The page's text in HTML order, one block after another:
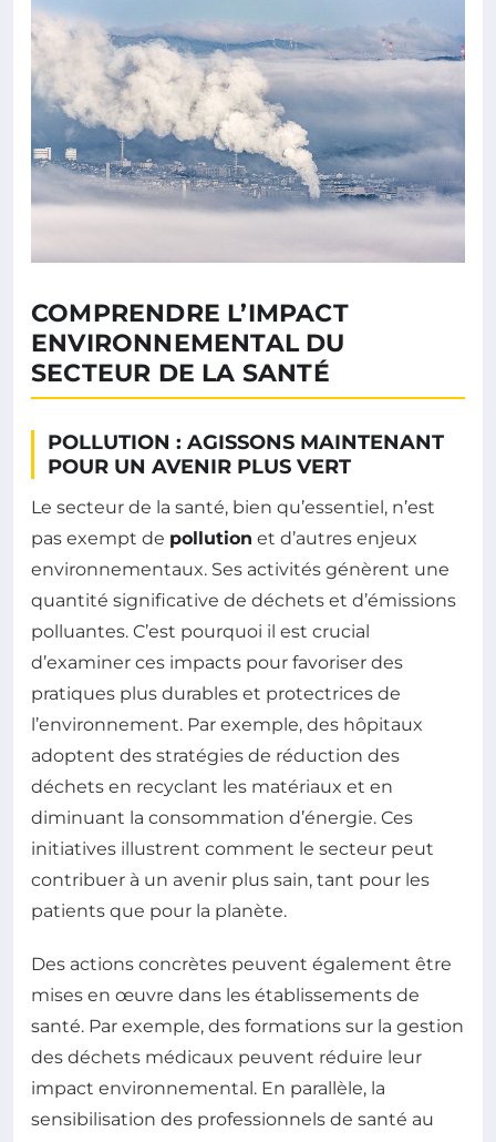
COMPRENDRE L’IMPACT
ENVIRONNEMENTAL DU
SECTEUR DE LA SANTÉ
POLLUTION : AGISSONS MAINTENANT
POUR UN AVENIR PLUS VERT
Le secteur de la santé, bien qu’essentiel, n’est
pas exempt de pollution et d’autres enjeux
environnementaux. Ses activités génèrent une
quantité significative de déchets et d’émissions
polluantes. C’est pourquoi il est crucial
d’examiner ces impacts pour favoriser des
pratiques plus durables et protectrices de
l’environnement. Par exemple, des hôpitaux
adoptent des stratégies de réduction des
déchets en recyclant les matériaux et en
diminuant la consommation d’énergie. Ces
initiatives illustrent comment le secteur peut
contribuer à un avenir plus sain, tant pour les
patients que pour la planète.
Des actions concrètes peuvent également être
mises en œuvre dans les établissements de
santé. Par exemple, des formations sur la gestion
des déchets médicaux peuvent réduire leur
impact environnemental. En parallèle, la
sensibilisation des professionnels de santé au